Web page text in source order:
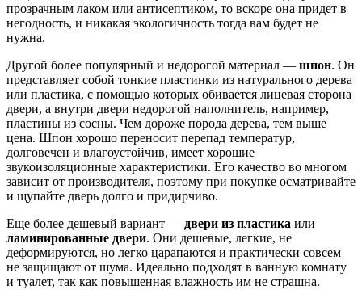
прозрачным лаком или антисептиком, то вскоре она придет в
негодность, и никакая экологичность тогда вам будет не
нужна.
Другой более популярный и недорогой материал — шпон. Он
представляет собой тонкие пластинки из натурального дерева
или пластика, с помощью которых обивается лицевая сторона
двери, а внутри двери недорогой наполнитель, например,
пластины из сосны. Чем дороже порода дерева, тем выше
цена. Шпон хорошо переносит перепад температур,
долговечен и влагоустойчив, имеет хорошие
звукоизоляционные характеристики. Его качество во многом
зависит от производителя, поэтому при покупке осматривайте
и щупайте дверь долго и придирчиво.
Еще более дешевый вариант — двери из пластика или
ламинированные двери. Они дешевые, легкие, не
деформируются, но легко царапаются и практически совсем
не защищают от шума. Идеально подходят в ванную комнату
и туалет, так как повышенная влажность им не страшна.